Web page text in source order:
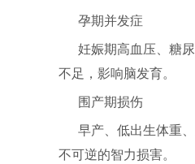
孕期并发症
妊娠期高血压、糖
不足，影响脑发育。
围产期损伤
早产、低出生体重
不可逆的智力损害。